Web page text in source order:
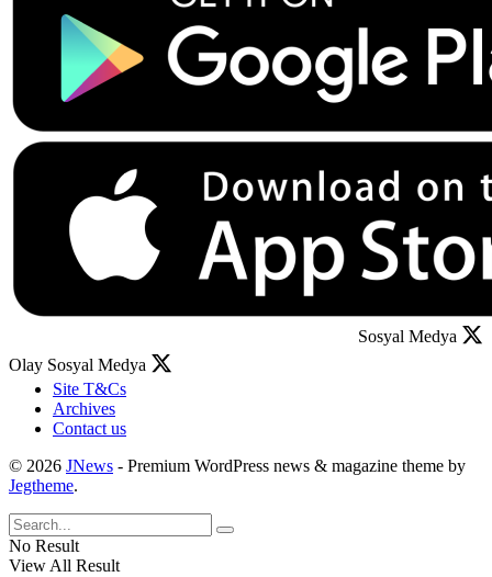
Sosyal Medya
Olay Sosyal Medya
Site T&Cs
Archives
Contact us
© 2026 JNews - Premium WordPress news & magazine theme by
Jegtheme.
No Result
View All Result